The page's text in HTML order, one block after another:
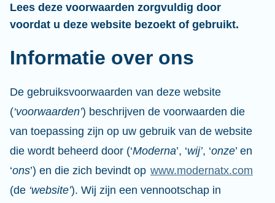
Lees deze voorwaarden zorgvuldig door
voordat u deze website bezoekt of gebruikt.
Informatie over ons
De gebruiksvoorwaarden van deze website
(‘voorwaarden’) beschrijven de voorwaarden die
van toepassing zijn op uw gebruik van de website
die wordt beheerd door (‘Moderna’, ‘wij’, ‘onze’ en
‘ons’) en die zich bevindt op www.modernatx.com
(de ‘website’). Wij zijn een vennootschap in